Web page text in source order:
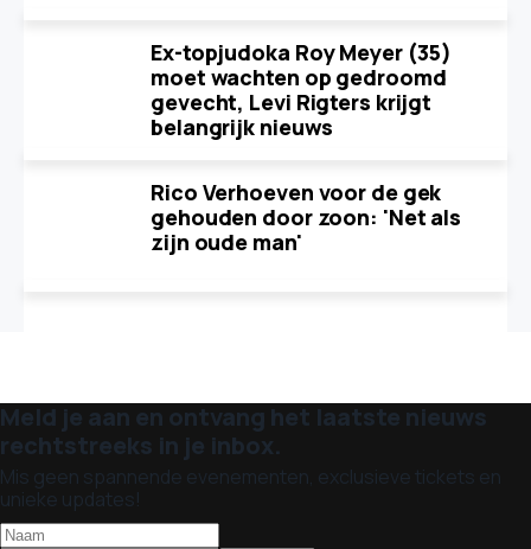
Ex-topjudoka Roy Meyer (35)
moet wachten op gedroomd
gevecht, Levi Rigters krijgt
belangrijk nieuws
Rico Verhoeven voor de gek
gehouden door zoon: 'Net als
zijn oude man'
Meld je aan en ontvang het laatste nieuws
rechtstreeks in je inbox.
Mis geen spannende evenementen, exclusieve tickets en
unieke updates!